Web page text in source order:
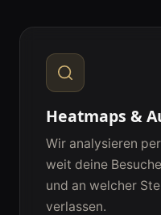
Heatmaps &
Wir analysieren
weit deine
und an welcher
verlassen.